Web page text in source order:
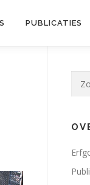
PUBLICATIES
naar: